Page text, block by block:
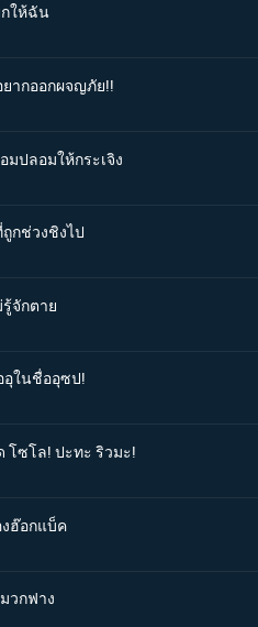
กให้ฉัน
ยากออกผจญภัย!!
มปลอมให้กระเจิง
กช่วงชิงไป
จักตาย
อุในชื่ออุซป!
โซโล! ปะทะ ริวมะ!
งฮ๊อกแบ็ค
วกฟาง